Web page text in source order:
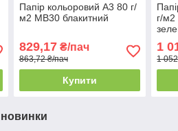
Папір кольоровий А3 80 г/
м2 MB30 блакитний
829,17₴/пач
863,72 ₴/пач
Купити
г/м2
1
1
новинки